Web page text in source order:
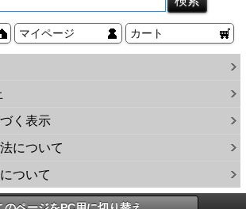
マイページ カート
く表示
について
ついて